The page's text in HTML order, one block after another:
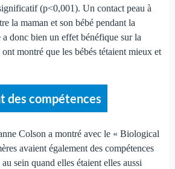
(p<0,001). Un contact peau à
la maman et son bébé pendant la
donc bien un effet bénéfique sur la
ont montré que les bébés tétaient mieux et
des compétences
Colson a montré avec le « Biological
avaient également des compétences
sein quand elles étaient elles aussi